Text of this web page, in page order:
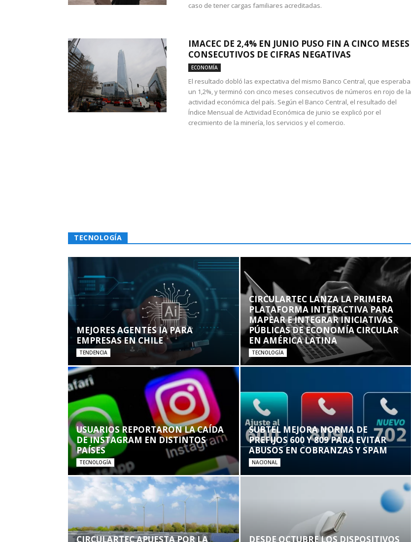
caso de tener cargas familiares acreditadas.
IMACEC DE 2,4% EN JUNIO PUSO FIN A CINCO MESES
CONSECUTIVOS DE CIFRAS NEGATIVAS
ECONOMÍA
El resultado dobló las expectativa del mismo Banco Central, que esperaba
un 1,2%, y terminó con cinco meses consecutivos de números en rojo de la
actividad económica del país. Según el Banco Central, el resultado del
Índice Mensual de Actividad Económica de junio se explicó por el
crecimiento de la minería, los servicios y el comercio.
TECNOLOGÍA
MEJORES AGENTES IA PARA
EMPRESAS EN CHILE
TENDENCIA
CIRCULARTEC LANZA LA PRIMERA
PLATAFORMA INTERACTIVA PARA
MAPEAR E INTEGRAR INICIATIVAS
PÚBLICAS DE ECONOMÍA CIRCULAR
EN AMÉRICA LATINA
TECNOLOGÍA
USUARIOS REPORTARON LA CAÍDA
DE INSTAGRAM EN DISTINTOS
PAÍSES
TECNOLOGÍA
SUBTEL MEJORA NORMA DE
PREFIJOS 600 Y 809 PARA EVITAR
ABUSOS EN COBRANZAS Y SPAM
NACIONAL
CIRCULARTEC APUESTA POR LA DESDE OCTUBRE LOS DISPOSITIVOS